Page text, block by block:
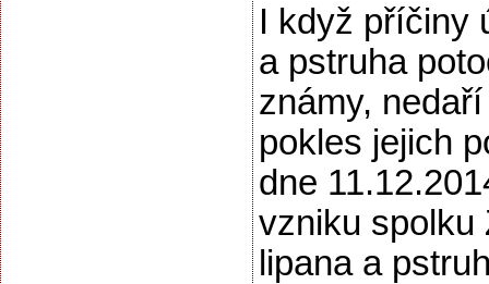
I když příčiny
a pstruha
známy,
pokles jejich
dne
vzniku spolku
lipana a